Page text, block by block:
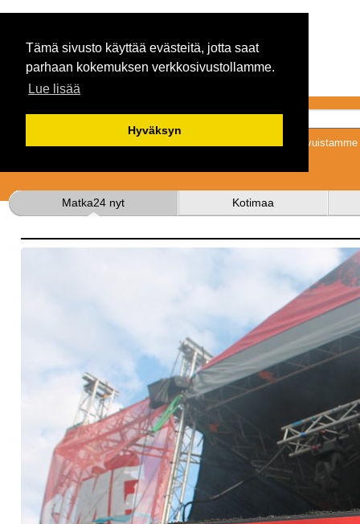
Tämä sivusto käyttää evästeitä, jotta saat
parhaan kokemuksen verkkosivustollamme.
Lue lisää
Hyväksyn
Tykkäämällä
Matka24 nyt Kotimaa